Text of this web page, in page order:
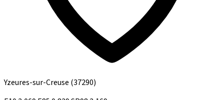
Yzeures-sur-Creuse (37290)